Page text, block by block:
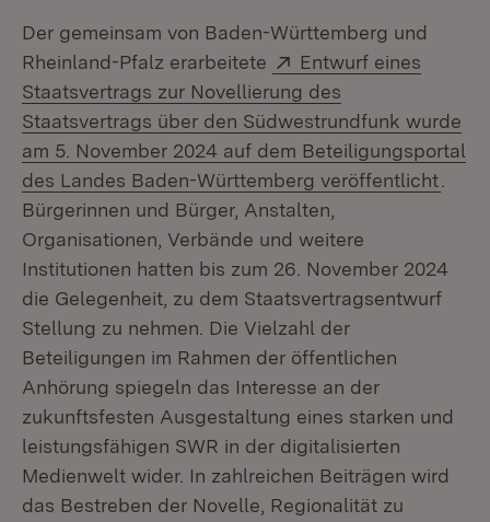
Der gemeinsam von Baden-Württemberg und
Rheinland-Pfalz erarbeitete
Extern:
Entwurf eines
Staatsvertrags zur Novellierung des
Staatsvertrags über den Südwestrundfunk wurde
am 5. November 2024 auf dem Beteiligungsportal
des Landes Baden-Württemberg veröffentlicht
Bürgerinnen und Bürger, Anstalten,
Organisationen, Verbände und weitere
Institutionen hatten bis zum 26. November 2024
die Gelegenheit, zu dem Staatsvertragsentwurf
Stellung zu nehmen. Die Vielzahl der
Beteiligungen im Rahmen der öffentlichen
Anhörung spiegeln das Interesse an der
zukunftsfesten Ausgestaltung eines starken und
leistungsfähigen SWR in der digitalisierten
Medienwelt wider. In zahlreichen Beiträgen wird
das Bestreben der Novelle, Regionalität zu